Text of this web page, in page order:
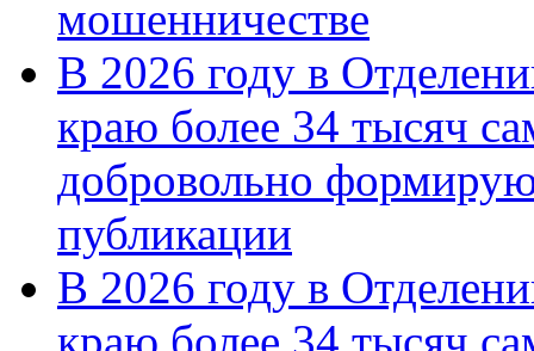
мошенничестве
В 2026 году в
краю более 34 тысяч
добровольно
публикации
В 2026 году в
краю более 34 тысяч